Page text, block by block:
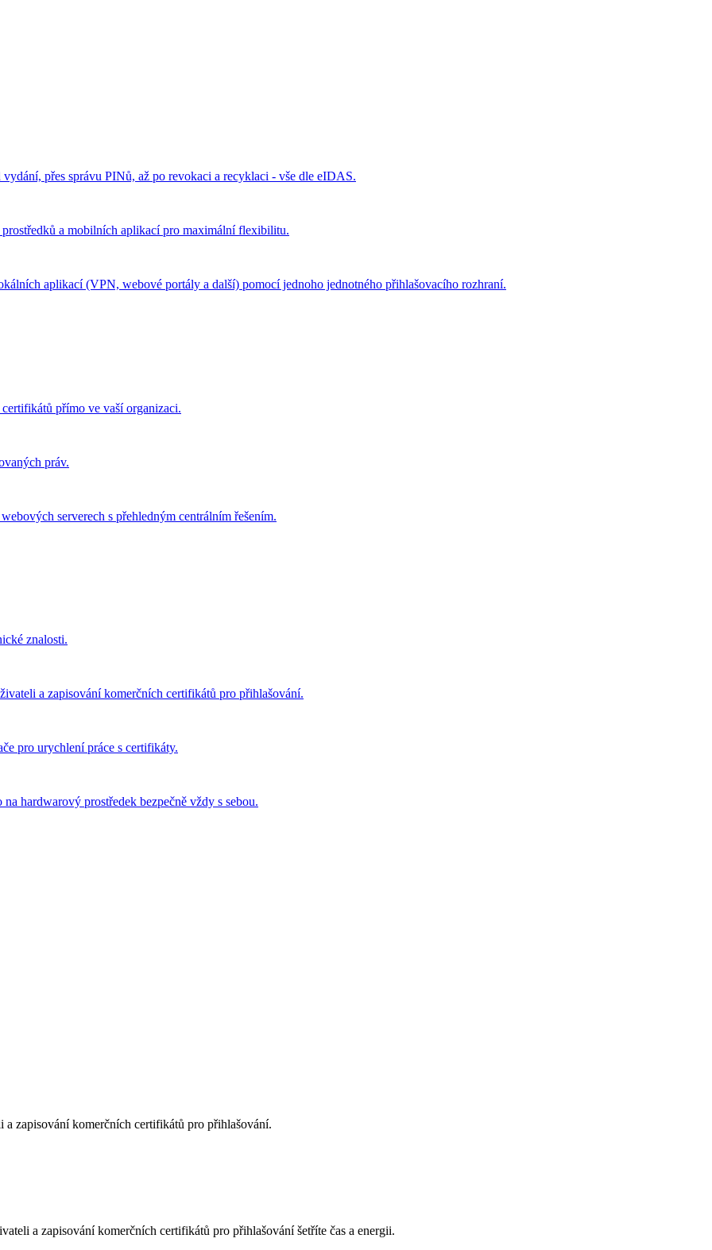
přes správu PINů, až po revokaci a recyklaci - vše dle eIDAS.
a mobilních aplikací pro maximální flexibilitu.
aplikací (VPN, webové portály a další) pomocí jednoho jednotného přihlašovacího rozhraní.
přímo ve vaší organizaci.
práv.
serverech s přehledným centrálním řešením.
znalosti.
a zapisování komerčních certifikátů pro přihlašování.
pro urychlení práce s certifikáty.
hardwarový prostředek bezpečně vždy s sebou.
zapisování komerčních certifikátů pro přihlašování.
a zapisování komerčních certifikátů pro přihlašování šetříte čas a energii.